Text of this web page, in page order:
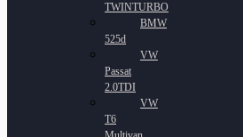
TWINTURBO
BMW
525d
VW
Passat
2.0TDI
VW
T6